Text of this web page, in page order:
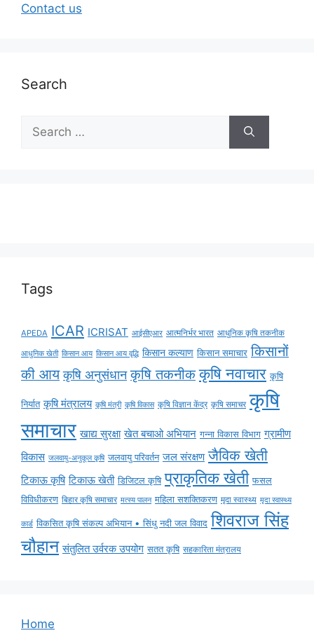
Contact us
Search
Tags
APEDA ICAR ICRISAT आईसीएआर आत्मनिर्भर भारत आधुनिक कृषि तकनीक
आधुनिक खेती किसान आय किसान आय वृद्धि किसान कल्याण किसान समाचार किसानों
की आय कृषि अनुसंधान कृषि तकनीक कृषि नवाचार कृषि
निर्यात कृषि मंत्रालय कृषि मंत्री कृषि विकास कृषि विज्ञान केंद्र कृषि समाचर कृषि
समाचार खाद्य सुरक्षा खेत बचाओ अभियान गन्ना विकास विभाग ग्रामीण
विकास जलवायु-अनुकूल कृषि जलवायु परिवर्तन जल संरक्षण जैविक खेती
टिकाऊ कृषि टिकाऊ खेती डिजिटल कृषि प्राकृतिक खेती फसल
विविधीकरण बिहार कृषि समाचार मत्स्य पालन महिला सशक्तिकरण मृदा स्वास्थ्य मृदा स्वास्थ्य
कार्ड विकसित कृषि संकल्प अभियान • सिंधु नदी जल विवाद शिवराज सिंह
चौहान संतुलित उर्वरक उपयोग सतत कृषि सहकारिता मंत्रालय
Home